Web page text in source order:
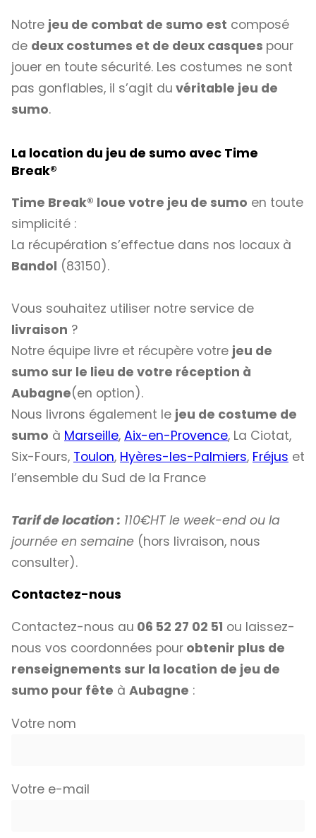
Notre jeu de combat de sumo est composé
de deux costumes et de deux casques pour
jouer en toute sécurité. Les costumes ne sont
pas gonflables, il s’agit du véritable jeu de
sumo.
La location du jeu de sumo avec Time
Break®
Time Break® loue votre jeu de sumo en toute
simplicité :
La récupération s’effectue dans nos locaux à
Bandol (83150).
Vous souhaitez utiliser notre service de
livraison ?
Notre équipe livre et récupère votre jeu de
sumo sur le lieu de votre réception à
Aubagne(en option).
Nous livrons également le jeu de costume de
sumo à Marseille, Aix-en-Provence, La Ciotat,
Six-Fours, Toulon, Hyères-les-Palmiers, Fréjus et
l’ensemble du Sud de la France
Tarif de location : 110€HT le week-end ou la
journée en semaine (hors livraison, nous
consulter).
Contactez-nous
Contactez-nous au 06 52 27 02 51 ou laissez-
nous vos coordonnées pour obtenir plus de
renseignements sur la location de jeu de
sumo pour fête à Aubagne :
Votre nom
Votre e-mail